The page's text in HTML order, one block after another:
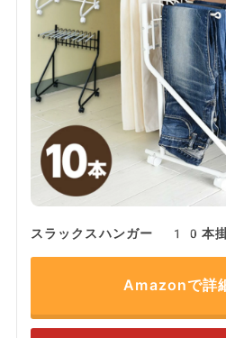
スラックスハンガー 10
Amazonで詳